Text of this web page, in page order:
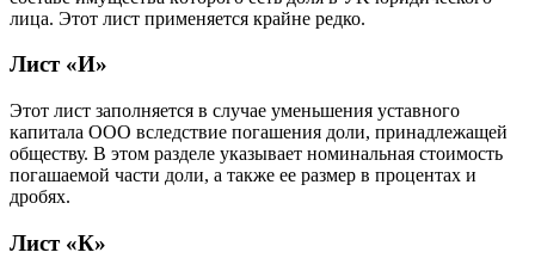
лица. Этот лист применяется крайне редко.
Лист «И»
Этот лист заполняется в случае уменьшения уставного
капитала ООО вследствие погашения доли, принадлежащей
обществу. В этом разделе указывает номинальная стоимость
погашаемой части доли, а также ее размер в процентах и
дробях.
Лист «К»